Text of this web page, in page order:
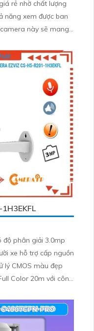
rẻ nhờ chất lượng
này sẽ mang
độ phân giải 3.0mp
xe hỗ trợ cấp nguồn
lý CMOS màu đẹp
Color 20m với công